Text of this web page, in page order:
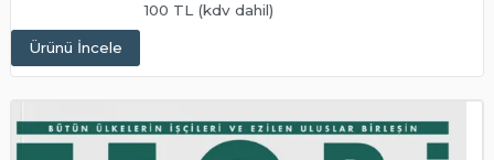
100 TL (kdv dahil)
Ürünü İncele